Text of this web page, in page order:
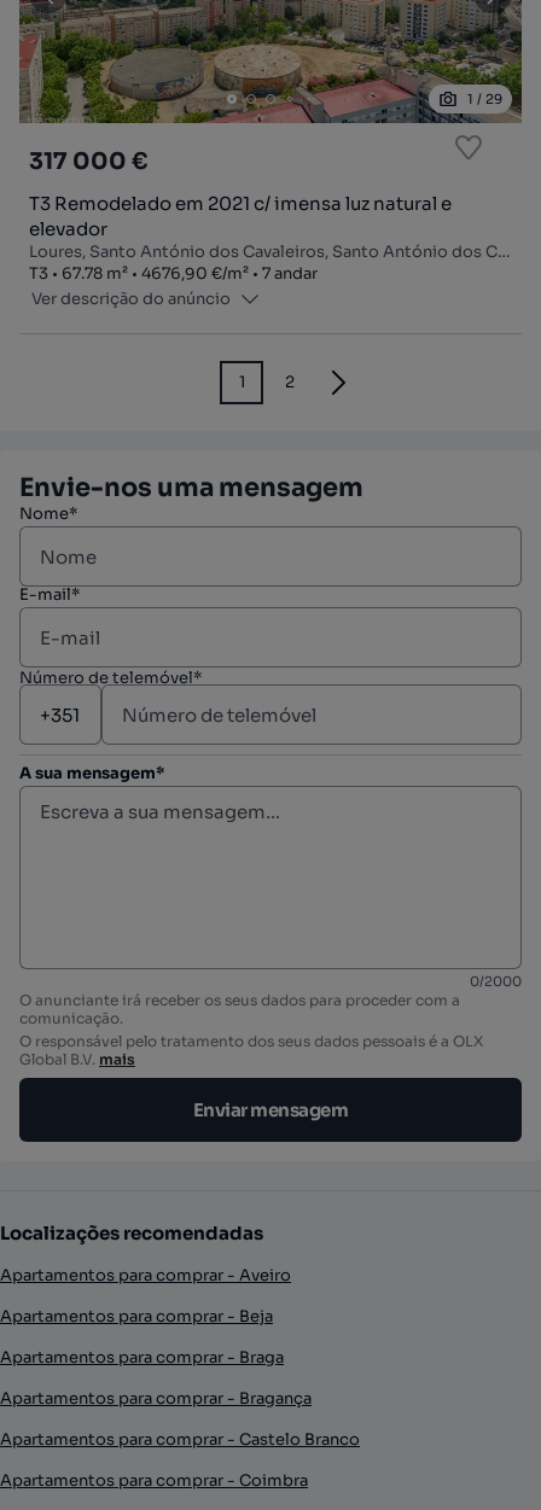
1 / 29
317 000 €
T3 Remodelado em 2021 c/ imensa luz natural e
elevador
Loures, Santo António dos Cavaleiros, Santo António dos Cavaleiros e Frielas, Loures, Lisboa
Tipologia
T3
Zona67.78 m²
Preço por metro quadrado
4676,90 €/m²
Andar
7 andar
Ver descrição do anúncio
1 2
Envie-nos uma mensagem
Nome*
E-mail*
Número de telemóvel*
A sua mensagem*
0/2000
O anunciante irá receber os seus dados para proceder com a
comunicação.
O responsável pelo tratamento dos seus dados pessoais é a OLX
Global B.V. mais
Enviar mensagem
Localizações recomendadas
Apartamentos para comprar - Aveiro
Apartamentos para comprar - Beja
Apartamentos para comprar - Braga
Apartamentos para comprar - Bragança
Apartamentos para comprar - Castelo Branco
Apartamentos para comprar - Coimbra